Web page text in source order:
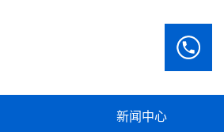
新闻中心